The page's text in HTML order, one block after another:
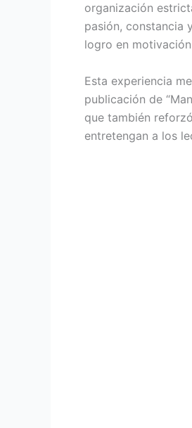
organización
pasión, constancia
logro en
Esta experiencia
publicación de
que también
entretengan a los